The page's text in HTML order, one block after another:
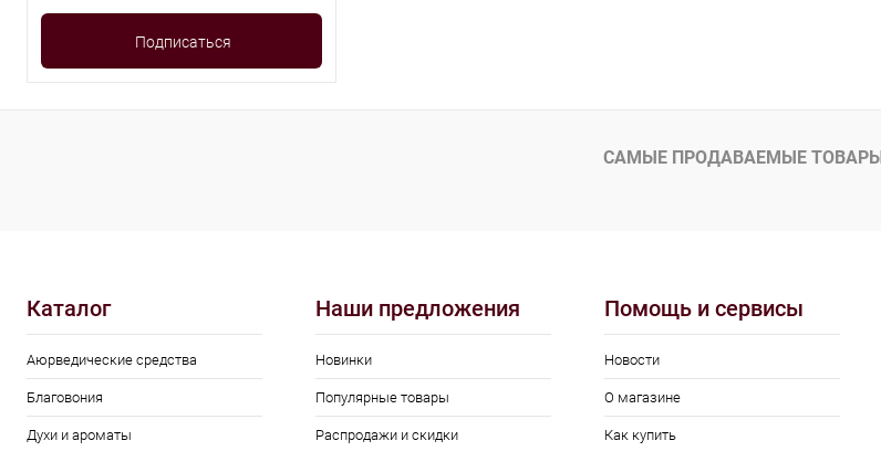
САМЫЕ ПРОДАВАЕМЫЕ ТОВАРЫ
Каталог
Аюрведические средства
Благовония
Духи и ароматы
Наши предложения
Новинки
Популярные товары
Распродажи и скидки
Помощь и сервисы
Новости
О магазине
Как купить